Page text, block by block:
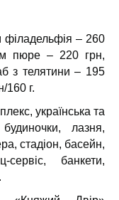
філадельфія – 260
пюре – 220 грн,
з телятини – 195
160 г.
українська та
лазня,
стадіон, басейн,
банкети,